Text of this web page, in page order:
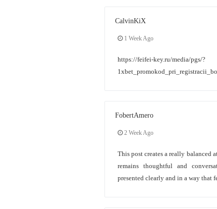
CalvinKiX
1 Week Ago
https://feifei-key.ru/media/pgs/?
FobertAmero
2 Week Ago
This post creates a really balanced
remains thoughtful and
presented clearly and in a way that